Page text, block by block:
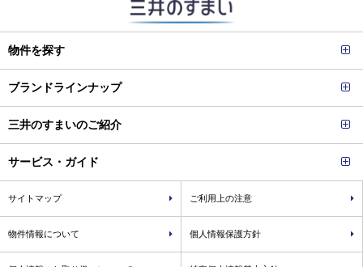
物件を探す
ブランドラインナップ
三井のすまいのご紹介
サービス・ガイド
サイトマップ ご利用上の注意
物件情報について 個人情報保護方針